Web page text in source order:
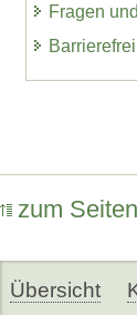
Fragen
zum
Übersicht